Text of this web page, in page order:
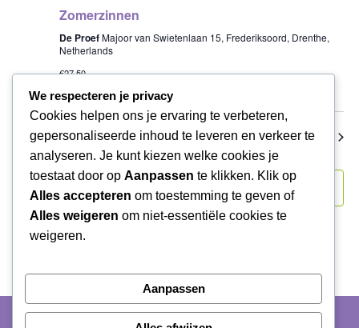
Zomerzinnen
De ProefMajoor van Swietenlaan 15, Frederiksoord, Drenthe,
Netherlands
€27,50
VorigeEvenementen Vandaag Volgende
Abonneer op kalender
Stichting Literaire Activiteiten in Drenthe
We respecteren je privacy
Cookies helpen ons je ervaring te verbeteren,
gepersonaliseerde inhoud te leveren en verkeer te
analyseren. Je kunt kiezen welke cookies je
toestaat door op Aanpassen te klikken. Klik op
Alles accepteren om toestemming te geven of
Alles weigeren om niet-essentiële cookies te
weigeren.
Aanpassen